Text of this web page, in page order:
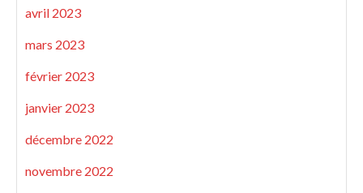
avril 2023
mars 2023
février 2023
janvier 2023
décembre 2022
novembre 2022